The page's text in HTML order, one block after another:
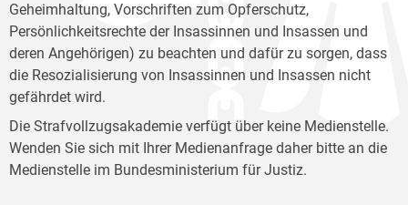
Geheimhaltung, Vorschriften zum Opferschutz,
Persönlichkeitsrechte der Insassinnen und Insassen und
deren Angehörigen) zu beachten und dafür zu sorgen, dass
die Resozialisierung von Insassinnen und Insassen nicht
gefährdet wird.
Die Strafvollzugsakademie verfügt über keine Medienstelle.
Wenden Sie sich mit Ihrer Medienanfrage daher bitte an die
Medienstelle im Bundesministerium für Justiz.